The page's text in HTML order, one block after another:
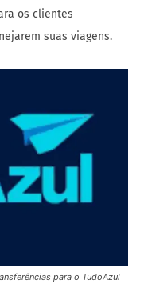
os clientes
suas viagens.
para o TudoAzul